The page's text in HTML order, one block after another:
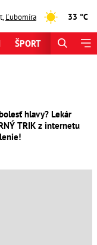
,Ľubomíra 33 °C
ŠPORT
hlavy? Lekár
TRIK z internetu